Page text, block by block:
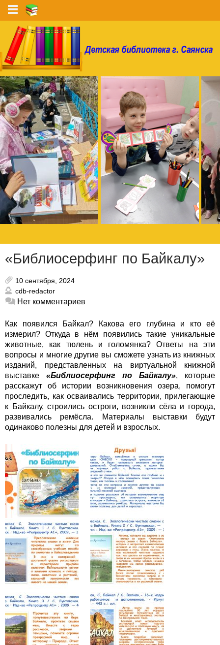
«Библиосерфинг по Байкалу»
10 сентября, 2024
cdb-redactor
Нет комментариев
Как появился Байкал? Какова его глубина и кто её
измерил? Откуда в нём появились такие уникальные
животные, как тюлень и голомянка? Ответы на эти
вопросы и многие другие вы сможете узнать из книжных
изданий, представленных на виртуальной книжной
выставке «Библиосерфинг по Байкалу», которые
расскажут об истории возникновения озера, помогут
проследить, как осваивались территории, прилегающие
к Байкалу, строились остроги, возникли сёла и города,
развивались ремёсла. Материалы выставки будут
одинаково полезны для детей и взрослых.